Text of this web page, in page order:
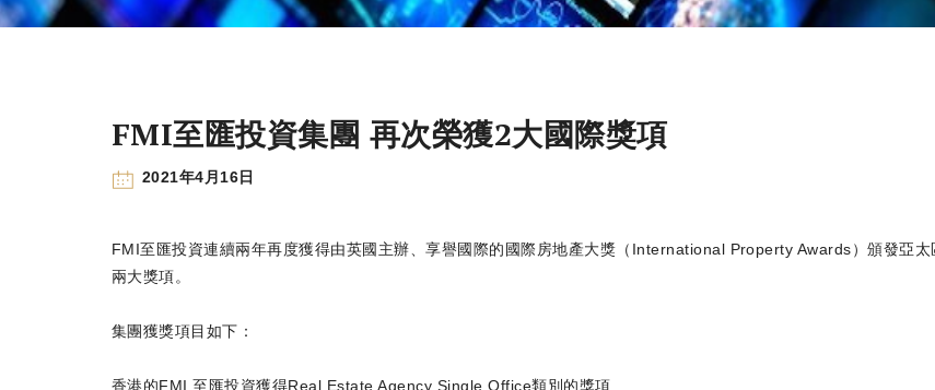
FMI至匯投資集團 再次榮獲2大國際獎項
2021年4月16日
FMI至匯投資連續兩年再度獲得由英國主辦、享譽國際的國際房地產大獎（International Property Awards）頒發亞
兩大獎項。
集團獲獎項目如下：
香港的FMI 至匯投資獲得Real Estate Agency Single Office類別的獎項